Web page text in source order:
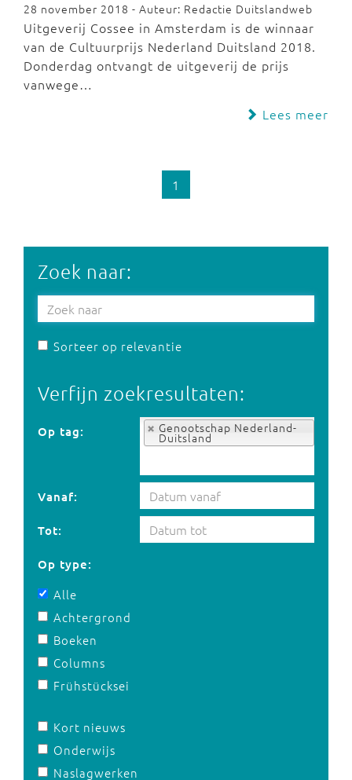
28 november 2018 - Auteur: Redactie Duitslandweb
Uitgeverij Cossee in Amsterdam is de winnaar
van de Cultuurprijs Nederland Duitsland 2018.
Donderdag ontvangt de uitgeverij de prijs
vanwege…
Lees meer
1
Zoek naar:
Sorteer op relevantie
Verfijn zoekresultaten:
Op tag: Genootschap Nederland-
Duitsland
Op tag:
Vanaf:
Tot:
Op type:
Alle
Achtergrond
Boeken
Columns
Frühstücksei
Kort nieuws
Onderwijs
Naslagwerken